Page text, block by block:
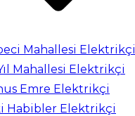
Mahallesi Elektrikçi
Mahallesi Elektrikçi
Emre Elektrikçi
Habibler Elektrikçi